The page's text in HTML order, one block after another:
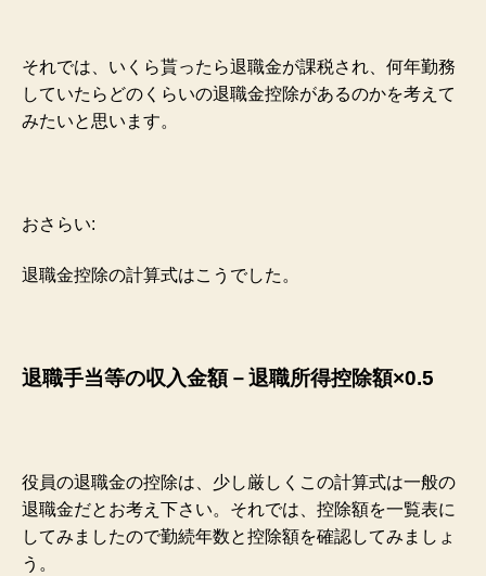
それでは、いくら貰ったら退職金が課税され、何年勤務
していたらどのくらいの退職金控除があるのかを考えて
みたいと思います。
おさらい:
退職金控除の計算式はこうでした。
退職手当等の収入金額－退職所得控除額×0.5
役員の退職金の控除は、少し厳しくこの計算式は一般の
退職金だとお考え下さい。それでは、控除額を一覧表に
してみましたので勤続年数と控除額を確認してみましょ
う。